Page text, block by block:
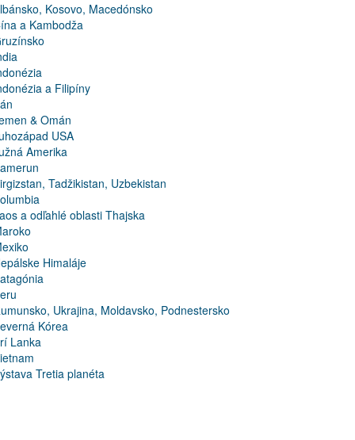
Kosovo, Macedónsko
a Kambodža
a Filipíny
& Omán
USA
Amerika
Tadžikistan, Uzbekistan
a odľahlé oblasti Thajska
Himaláje
Ukrajina, Moldavsko, Podnestersko
Kórea
Lanka
Tretia planéta